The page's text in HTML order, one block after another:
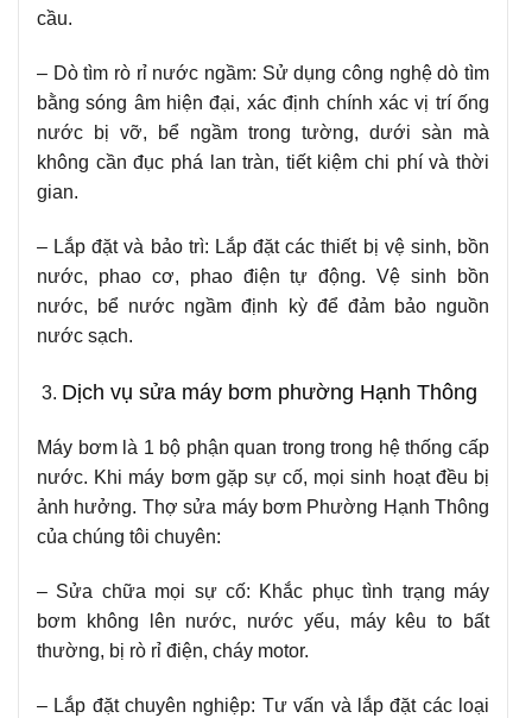
cầu.
– Dò tìm rò rỉ nước ngầm: Sử dụng công nghệ dò tìm
bằng sóng âm hiện đại, xác định chính xác vị trí ống
nước bị vỡ, bể ngầm trong tường, dưới sàn mà
không cần đục phá lan tràn, tiết kiệm chi phí và thời
gian.
– Lắp đặt và bảo trì: Lắp đặt các thiết bị vệ sinh, bồn
nước, phao cơ, phao điện tự động. Vệ sinh bồn
nước, bể nước ngầm định kỳ để đảm bảo nguồn
nước sạch.
Dịch vụ sửa máy bơm phường Hạnh Thông
Máy bơm là 1 bộ phận quan trong trong hệ thống cấp
nước. Khi máy bơm gặp sự cố, mọi sinh hoạt đều bị
ảnh hưởng. Thợ sửa máy bơm Phường Hạnh Thông
của chúng tôi chuyên:
– Sửa chữa mọi sự cố: Khắc phục tình trạng máy
bơm không lên nước, nước yếu, máy kêu to bất
thường, bị rò rỉ điện, cháy motor.
– Lắp đặt chuyên nghiệp: Tư vấn và lắp đặt các loại